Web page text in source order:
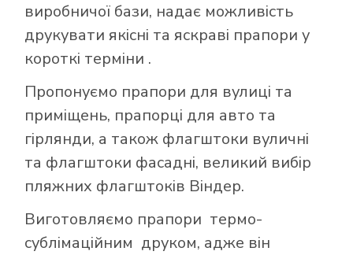
виробничої бази, надає можливість
друкувати якісні та яскраві прапори у
короткі терміни .
Пропонуємо прапори для вулиці та
приміщень, прапорці для авто та
гірлянди, а також флагштоки вуличні
та флагштоки фасадні, великий вибір
пляжних флагштоків Віндер.
Виготовляємо прапори термо-
сублімаційним друком, адже він